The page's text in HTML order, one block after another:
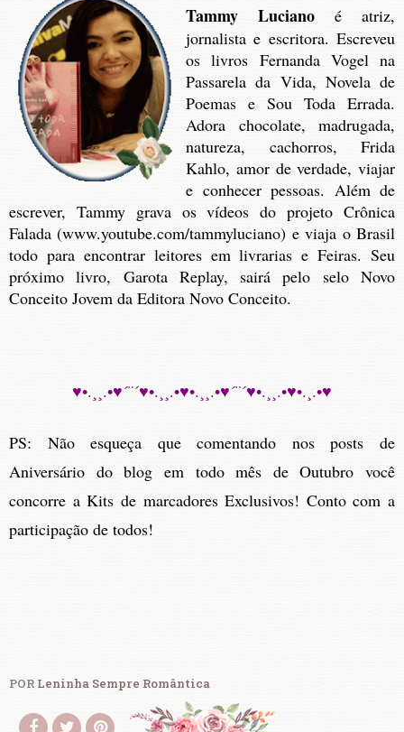
Tammy Luciano é atriz,
jornalista e escritora. Escreveu
os livros Fernanda Vogel na
Passarela da Vida, Novela de
Poemas e Sou Toda Errada.
Adora chocolate, madrugada,
natureza, cachorros, Frida
Kahlo, amor de verdade, viajar
e conhecer pessoas. Além de
escrever, Tammy grava os vídeos do projeto Crônica
Falada (www.youtube.com/tammyluciano) e viaja o Brasil
todo para encontrar leitores em livrarias e Feiras. Seu
próximo livro, Garota Replay, sairá pelo selo Novo
Conceito Jovem da Editora Novo Conceito.
♥•.¸¸.•♥´¨´♥•.¸¸.•♥•.¸¸.•♥´¨´♥•.¸¸.•♥•.¸.•♥
PS: Não esqueça que comentando nos posts de
Aniversário do blog em todo mês de Outubro você
concorre a Kits de marcadores Exclusivos! Conto com a
participação de todos!
POR Leninha Sempre Romântica